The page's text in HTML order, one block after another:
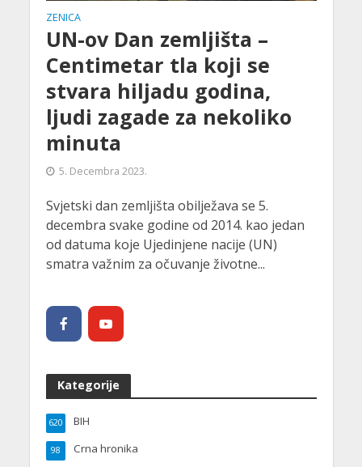
ZENICA
UN-ov Dan zemljišta –
Centimetar tla koji se
stvara hiljadu godina,
ljudi zagade za nekoliko
minuta
5. Decembra 2023.
Svjetski dan zemljišta obilježava se 5.
decembra svake godine od 2014. kao jedan
od datuma koje Ujedinjene nacije (UN)
smatra važnim za očuvanje životne...
Kategorije
BIH
620
Crna hronika
98